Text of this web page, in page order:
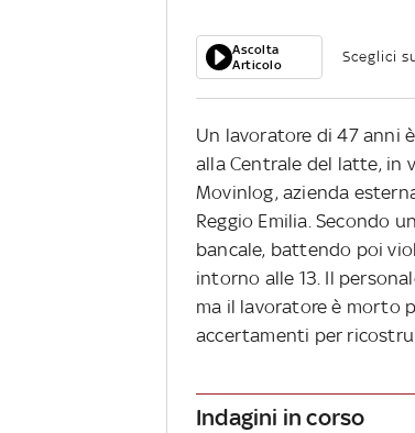
Ascolta
Articolo
Sceglici
Un lavoratore di 47 anni
alla Centrale del latte, in
Movinlog, azienda
Reggio Emilia. Secondo
bancale, battendo poi
intorno alle 13. Il
ma il lavoratore è morto
accertamenti per
Indagini in corso